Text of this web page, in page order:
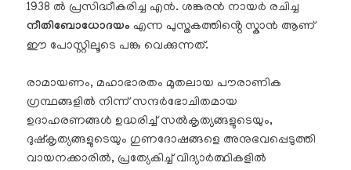
1938 ൽ പ്രസിദ്ധീകരിച്ച എൻ. ശങ്കരൻ നായർ രചിച്ച
നീതിബോധോദയം എന്ന പുസ്തകത്തിൻ്റെ സ്കാൻ ആണ്
ഈ പോസ്റ്റിലൂടെ പങ്കു വെക്കുന്നത്.
രാമായണം, മഹാഭാരതം മുതലായ പൗരാണിക
ഗ്രന്ഥങ്ങളിൽ നിന്ന് സന്ദർഭോചിതമായ
ഉദാഹരണങ്ങൾ ഉദ്ധരിച്ച് സൽകൃത്യങ്ങളുടെയും,
ദുഷ്കൃത്യങ്ങളുടെയും ഗുണദോഷങ്ങളെ അനുഭവപ്പെടുത്തി
വായനക്കാരിൽ, പ്രത്യേകിച്ച് വിദ്യാർത്ഥികളിൽ